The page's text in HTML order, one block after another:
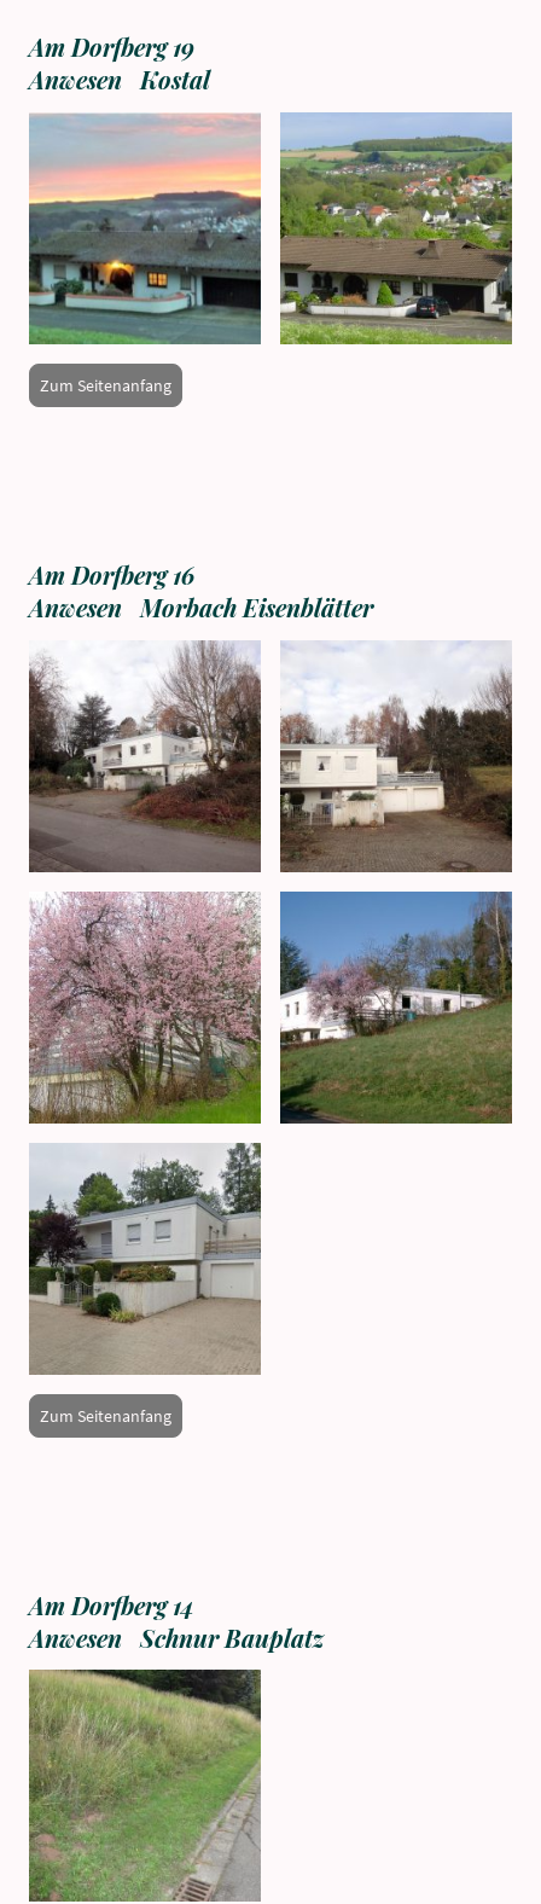
Am Dorfberg 19
Anwesen Kostal
Zum Seitenanfang
Am Dorfberg 16
Anwesen Morbach Eisenblätter
Zum Seitenanfang
Am Dorfberg 14
Anwesen Schnur Bauplatz